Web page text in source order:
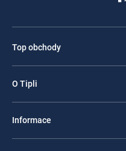
Top obchody
O Tipli
Informace